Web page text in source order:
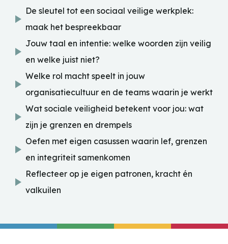
De sleutel tot een sociaal veilige werkplek:
maak het bespreekbaar
Jouw taal en intentie: welke woorden zijn veilig
en welke juist niet?
Welke rol macht speelt in jouw
organisatiecultuur en de teams waarin je werkt
Wat sociale veiligheid betekent voor jou: wat
zijn je grenzen en drempels
Oefen met eigen casussen waarin lef, grenzen
en integriteit samenkomen
Reflecteer op je eigen patronen, kracht én
valkuilen